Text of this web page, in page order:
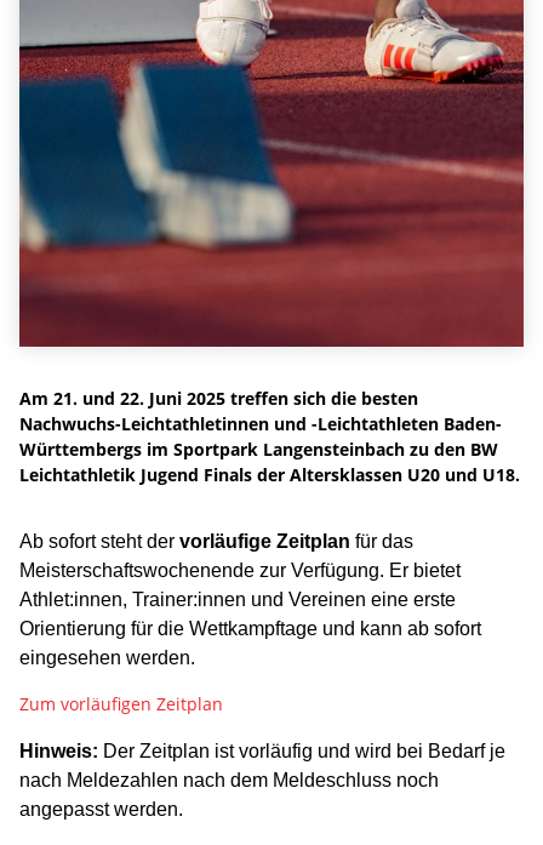
Am 21. und 22. Juni 2025 treffen sich die besten
Nachwuchs-Leichtathletinnen und -Leichtathleten Baden-
Württembergs im Sportpark Langensteinbach zu den BW
Leichtathletik Jugend Finals der Altersklassen U20 und U18.
Ab sofort steht der vorläufige Zeitplan für das
Meisterschaftswochenende zur Verfügung. Er bietet
Athlet:innen, Trainer:innen und Vereinen eine erste
Orientierung für die Wettkampftage und kann ab sofort
eingesehen werden.
Zum vorläufigen Zeitplan
Hinweis: Der Zeitplan ist vorläufig und wird bei Bedarf je
nach Meldezahlen nach dem Meldeschluss noch
angepasst werden.